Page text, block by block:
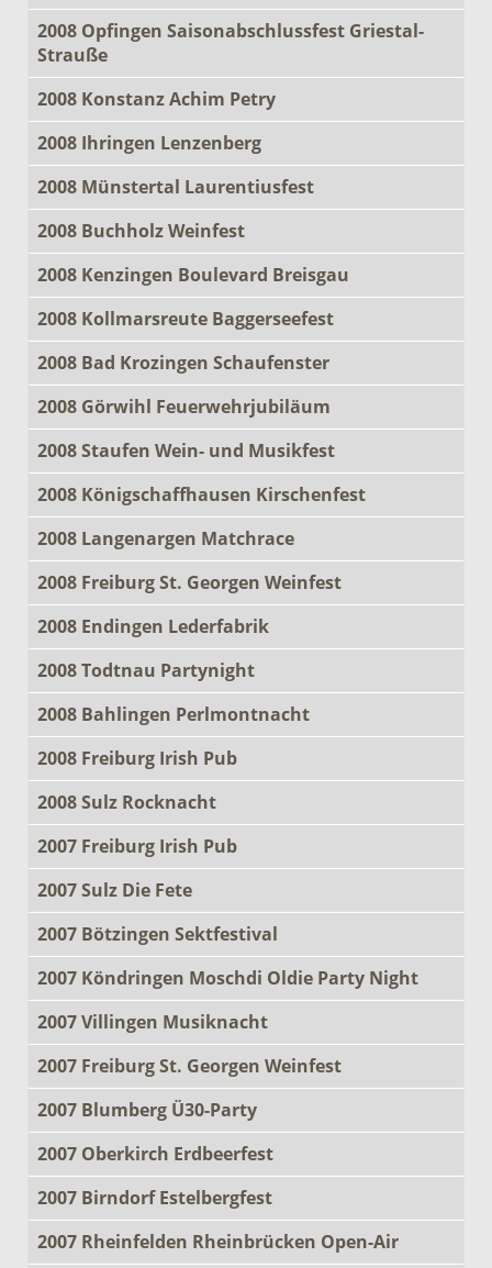
2008 Opfingen Saisonabschlussfest Griestal-
Strauße
2008 Konstanz Achim Petry
2008 Ihringen Lenzenberg
2008 Münstertal Laurentiusfest
2008 Buchholz Weinfest
2008 Kenzingen Boulevard Breisgau
2008 Kollmarsreute Baggerseefest
2008 Bad Krozingen Schaufenster
2008 Görwihl Feuerwehrjubiläum
2008 Staufen Wein- und Musikfest
2008 Königschaffhausen Kirschenfest
2008 Langenargen Matchrace
2008 Freiburg St. Georgen Weinfest
2008 Endingen Lederfabrik
2008 Todtnau Partynight
2008 Bahlingen Perlmontnacht
2008 Freiburg Irish Pub
2008 Sulz Rocknacht
2007 Freiburg Irish Pub
2007 Sulz Die Fete
2007 Bötzingen Sektfestival
2007 Köndringen Moschdi Oldie Party Night
2007 Villingen Musiknacht
2007 Freiburg St. Georgen Weinfest
2007 Blumberg Ü30-Party
2007 Oberkirch Erdbeerfest
2007 Birndorf Estelbergfest
2007 Rheinfelden Rheinbrücken Open-Air